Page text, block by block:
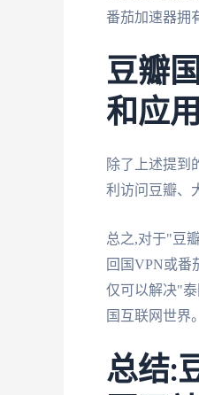
番茄加速器拥
豆瓣
和应用
除了上述提到
利访问豆瓣、
总之,对于"豆
回国VPN或番
仅可以解决"
国互联网世界。
总结: